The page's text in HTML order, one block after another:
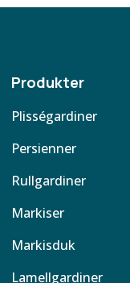
Produkter
Plisségardiner
Persienner
Rullgardiner
Markiser
Markisduk
Lamellgardiner